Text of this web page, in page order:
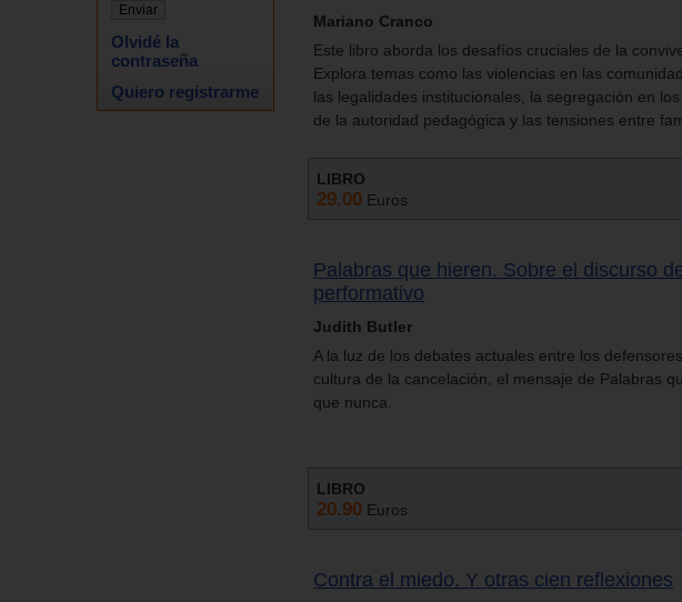
Olvidé la
contraseña
Quiero registrarme
Mariano Cranco
Este libro aborda los desafíos cruciales de la
Explora temas como las violencias en las
las legalidades institucionales, la segregación en
de la autoridad pedagógica y las tensiones entre
LIBRO
29.00 Euros
Palabras que hieren. Sobre el discurso
performativo
Judith Butler
A la luz de los debates actuales entre los
cultura de la cancelación, el mensaje de Palabras
que nunca.
LIBRO
20.90 Euros
Contra el miedo. Y otras cien reflexiones